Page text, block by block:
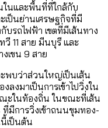
นและพื้นที่ที่ใกล้กับ
ป็นย่านเศรษฐกิจที่มี
บรถไฟฟ้า เขตที่มีเส้นทาง
วี 11 สาย มีนบุรี และ
เขน 9 สาย
พบว่าส่วนใหญ่เป็นเส้น
งมาเป็นการเข้าไปวิ่งใน
ะในท้องถิ่น ในขณะที่เส้น
ที่มีการวิ่งเข้าถนนขุมทอง-
เป็นต้น